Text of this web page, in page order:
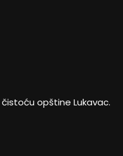
opštine Lukavac.